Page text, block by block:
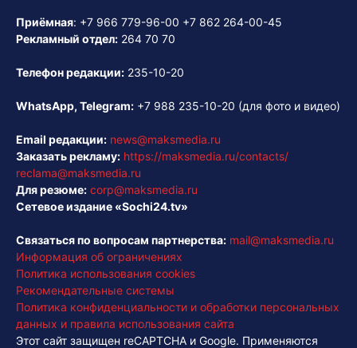
Приёмная: +7 966 779-96-00 +7 862 264-00-45
Рекламный отдел: 264 70 70
Телефон редакции: 235-10-20
WhatsApp, Telegram: +7 988 235-10-20 (для фото и видео)
Email редакции: news@maksmedia.ru
Заказать рекламу: https://maksmedia.ru/contacts/
reclama@maksmedia.ru
Для резюме: corp@maksmedia.ru
Сетевое издание «Sochi24.tv»
Связаться по вопросам партнерства: mail@maksmedia.ru
Информация об ограничениях
Политика использования cookies
Рекомендательные системы
Политика конфиденциальности и обработки персональных
данных и правила использования сайта
Этот сайт защищен reCAPTCHA и Google. Применяются